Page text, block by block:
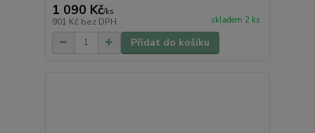
1 090 Kč/ks
901 Kč bez DPH skladem 2 ks
Přidat do košíku